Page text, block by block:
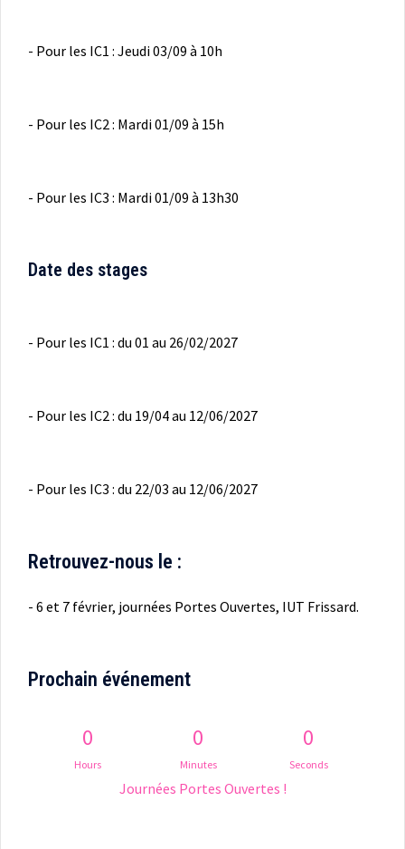
- Pour les IC1 : Jeudi 03/09 à 10h
- Pour les IC2 : Mardi 01/09 à 15h
- Pour les IC3 : Mardi 01/09 à 13h30
Date des stages
- Pour les IC1 : du 01 au 26/02/2027
- Pour les IC2 : du 19/04 au 12/06/2027
- Pour les IC3 : du 22/03 au 12/06/2027
Retrouvez-nous le :
- 6 et 7 février, journées Portes Ouvertes, IUT Frissard.
Prochain événement
0
Hours
0
Minutes
0
Seconds
Journées Portes Ouvertes !